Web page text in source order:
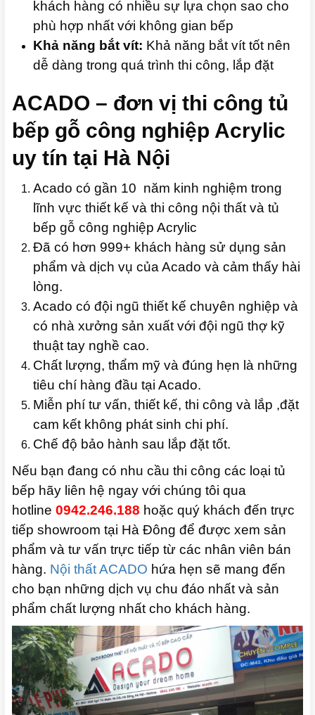
khách hàng có nhiều sự lựa chọn sao cho
phù hợp nhất với không gian bếp
Khả năng bắt vít: Khả năng bắt vít tốt nên
dễ dàng trong quá trình thi công, lắp đặt
ACADO – đơn vị thi công tủ
bếp gỗ công nghiệp Acrylic
uy tín tại Hà Nội
Acado có gần 10 năm kinh nghiệm trong
lĩnh vực thiết kế và thi công nội thất và tủ
bếp gỗ công nghiệp Acrylic
Đã có hơn 999+ khách hàng sử dụng sản
phẩm và dịch vụ của Acado và cảm thấy hài
lòng.
Acado có đội ngũ thiết kế chuyên nghiệp và
có nhà xưởng sản xuất với đội ngũ thợ kỹ
thuật tay nghề cao.
Chất lượng, thẩm mỹ và đúng hẹn là những
tiêu chí hàng đầu tại Acado.
Miễn phí tư vấn, thiết kế, thi công và lắp ,đặt
cam kết không phát sinh chi phí.
Chế độ bảo hành sau lắp đặt tốt.
Nếu bạn đang có nhu cầu thi công các loại tủ
bếp hãy liên hệ ngay với chúng tôi qua
hotline 0942.246.188 hoặc quý khách đến trực
tiếp showroom tại Hà Đông để được xem sản
phẩm và tư vấn trực tiếp từ các nhân viên bán
hàng. Nội thất ACADO hứa hẹn sẽ mang đến
cho bạn những dịch vụ chu đáo nhất và sản
phẩm chất lượng nhất cho khách hàng.